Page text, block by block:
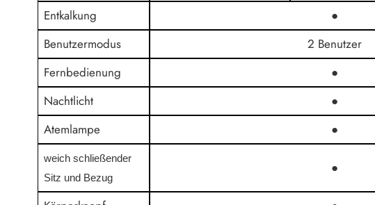
Entkalkung
●
Benutzermodus
2 Benutzer
Fernbedienung
●
Nachtlicht
●
Atemlampe
●
weich schließender
Sitz und Bezug
●